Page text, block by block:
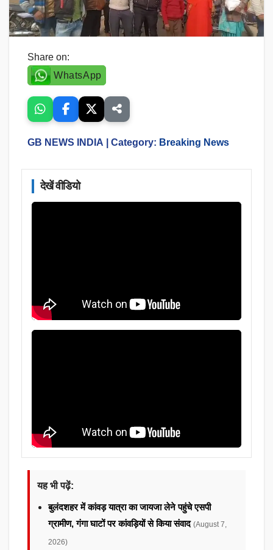
Share on:
WhatsApp
GB NEWS INDIA | Category: Breaking News
देखें वीडियो
यह भी पढ़ें:
बुलंदशहर में कांवड़ यात्रा का जायजा लेने पहुंचे एसपी
ग्रामीण, गंगा घाटों पर कांवड़ियों से किया संवाद (August 7,
2026)